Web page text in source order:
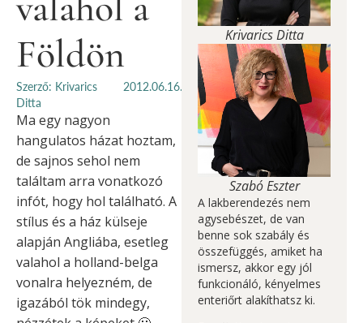
Földön
Szerző: Krivarics
Ditta
2012.06.16.
Ma egy nagyon
hangulatos házat hoztam,
de sajnos sehol nem
találtam arra vonatkozó
infót, hogy hol található. A
stílus és a ház külseje
alapján Angliába, esetleg
valahol a holland-belga
vonalra helyezném, de
igazából tök mindegy,
Krivarics Ditta
Szabó Eszter
A lakberendezés nem
agysebészet, de van
benne sok szabály és
összefüggés, amiket ha
ismersz, akkor egy jól
funkcionáló, kényelmes
enteriőrt alakíthatsz ki.